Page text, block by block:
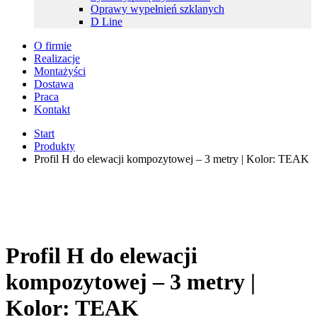
Oprawy wypełnień szklanych
D Line
O firmie
Realizacje
Montażyści
Dostawa
Praca
Kontakt
Start
Produkty
Profil H do elewacji kompozytowej – 3 metry | Kolor: TEAK
Profil H do elewacji
kompozytowej – 3 metry |
Kolor: TEAK